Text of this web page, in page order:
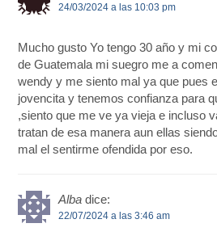
24/03/2024 a las 10:03 pm
Mucho gusto Yo tengo 30 año y mi
de Guatemala mi suegro me a
wendy y me siento mal ya que pues
jovencita y tenemos confianza para
,siento que me ve ya vieja e incluso
tratan de esa manera aun ellas
mal el sentirme ofendida por eso.
Alba dice:
22/07/2024 a las 3:46 am